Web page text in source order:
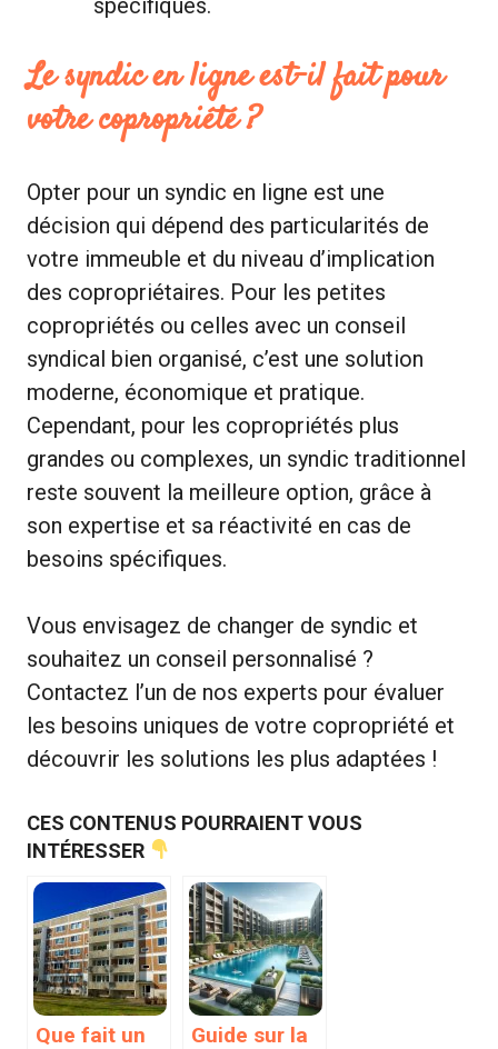
Le syndic en ligne est-il fait pour
votre copropriété ?
Opter pour un syndic en ligne est une
décision qui dépend des particularités de
votre immeuble et du niveau d’implication
des copropriétaires. Pour les petites
copropriétés ou celles avec un conseil
syndical bien organisé, c’est une solution
moderne, économique et pratique.
Cependant, pour les copropriétés plus
grandes ou complexes, un syndic traditionnel
reste souvent la meilleure option, grâce à
son expertise et sa réactivité en cas de
besoins spécifiques.
Vous envisagez de changer de syndic et
souhaitez un conseil personnalisé ?
Contactez l’un de nos experts pour évaluer
les besoins uniques de votre copropriété et
découvrir les solutions les plus adaptées !
CES CONTENUS POURRAIENT VOUS
INTÉRESSER
Que fait un
Guide sur la